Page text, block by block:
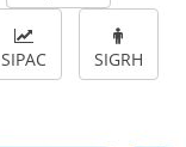
SIPAC SIGRH